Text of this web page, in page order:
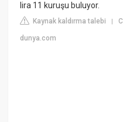
lira 11 kuruşu buluyor.
Kaynak kaldırma talebi |
dunya.com